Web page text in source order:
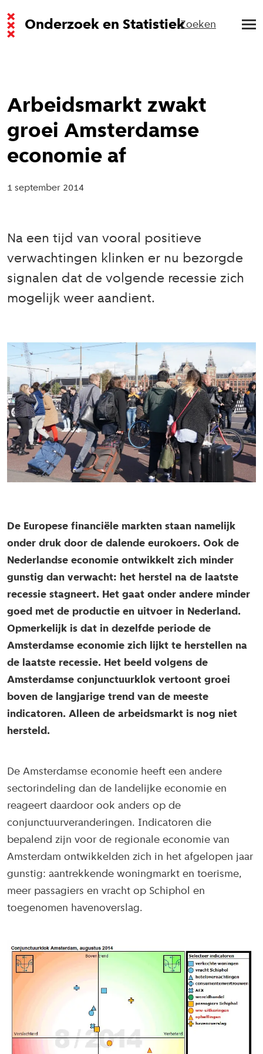
Onderzoek en StatistiekZoeken
Arbeidsmarkt zwakt
groei Amsterdamse
economie af
1 september 2014
Na een tijd van vooral positieve
verwachtingen klinken er nu bezorgde
signalen dat de volgende recessie zich
mogelijk weer aandient.
De Europese financiële markten staan namelijk
onder druk door de dalende eurokoers. Ook de
Nederlandse economie ontwikkelt zich minder
gunstig dan verwacht: het herstel na de laatste
recessie stagneert. Het gaat onder andere minder
goed met de productie en uitvoer in Nederland.
Opmerkelijk is dat in dezelfde periode de
Amsterdamse economie zich lijkt te herstellen na
de laatste recessie. Het beeld volgens de
Amsterdamse conjunctuurklok vertoont groei
boven de langjarige trend van de meeste
indicatoren. Alleen de arbeidsmarkt is nog niet
hersteld.
De Amsterdamse economie heeft een andere
sectorindeling dan de landelijke economie en
reageert daardoor ook anders op de
conjunctuurveranderingen. Indicatoren die
bepalend zijn voor de regionale economie van
Amsterdam ontwikkelden zich in het afgelopen jaar
gunstig: aantrekkende woningmarkt en toerisme,
meer passagiers en vracht op Schiphol en
toegenomen havenoverslag.